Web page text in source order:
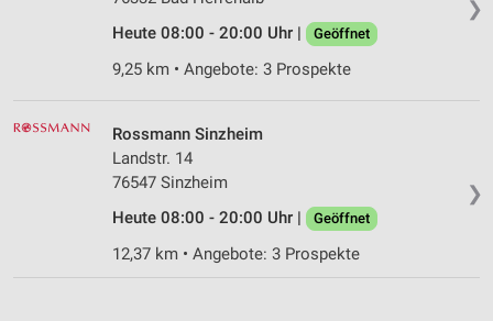
❯
Heute 08:00 - 20:00 Uhr |
Geöffnet
9,25 km • Angebote: 3 Prospekte
❯
Rossmann Sinzheim
Landstr. 14
76547 Sinzheim
Heute 08:00 - 20:00 Uhr |
Geöffnet
12,37 km • Angebote: 3 Prospekte